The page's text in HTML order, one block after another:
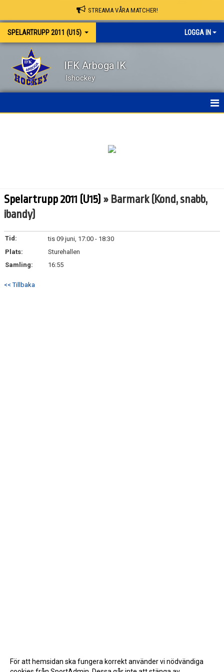
STREAMA VÅRA MATCHER!
SPELARTRUPP 2011 (U15) LOGGA IN
IFK Arboga IK
Ishockey
TRUPPEN
BILDGALLERI
DOKUMENT
Spelartrupp 2011 (U15) » Barmark (Kond, snabb,
ibandy)
Tid:
tis 09 juni, 17:00 - 18:30
Plats:
Sturehallen
Samling:
16:55
<< Tillbaka
För att hemsidan ska fungera korrekt använder vi nödvändiga